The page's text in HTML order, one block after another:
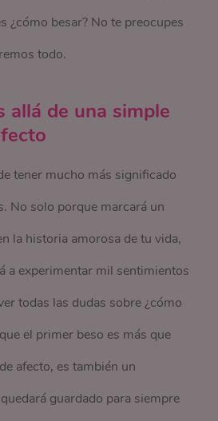
¿cómo besar? No te preocupes
todo.
allá de una simple
tener mucho más significado
No solo porque marcará un
la historia amorosa de tu vida,
a experimentar mil sentimientos
todas las dudas sobre ¿cómo
el primer beso es más que
afecto, es también un
guardado para siempre